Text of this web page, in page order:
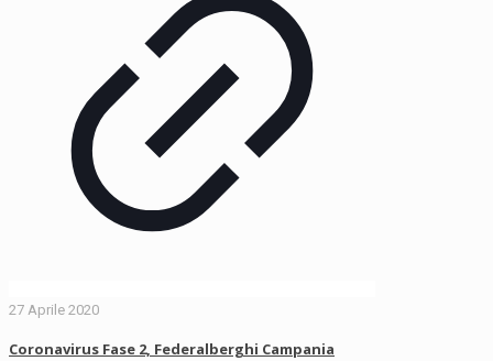
27 Aprile 2020
Coronavirus Fase 2, Federalberghi Campania